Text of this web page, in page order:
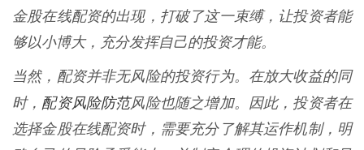
金股在线配资的出现，打破了这一束缚，让投资者能
够以小博大，充分发挥自己的投资才能。
当然，配资并非无风险的投资行为。在放大收益的同
时， 配资风险防范风险也随之增加。因此，投资者在
选择金股在线配资时，需要充分了解其运作机制，明